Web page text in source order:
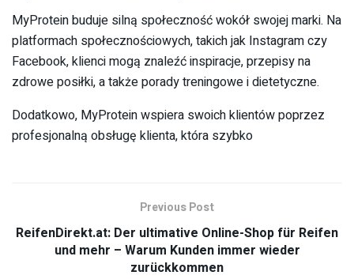
MyProtein buduje silną społeczność wokół swojej marki. Na
platformach społecznościowych, takich jak Instagram czy
Facebook, klienci mogą znaleźć inspiracje, przepisy na
zdrowe posiłki, a także porady treningowe i dietetyczne.
Dodatkowo, MyProtein wspiera swoich klientów poprzez
profesjonalną obsługę klienta, która szybko
Previous Post
ReifenDirekt.at: Der ultimative Online-Shop für Reifen
und mehr – Warum Kunden immer wieder
zurückkommen